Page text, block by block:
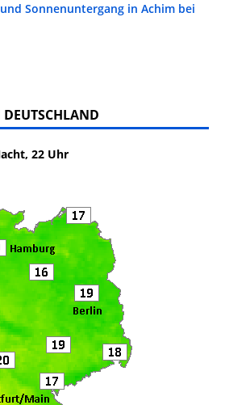
Sonnenuntergang in Achim bei
le
n 22 Uhr